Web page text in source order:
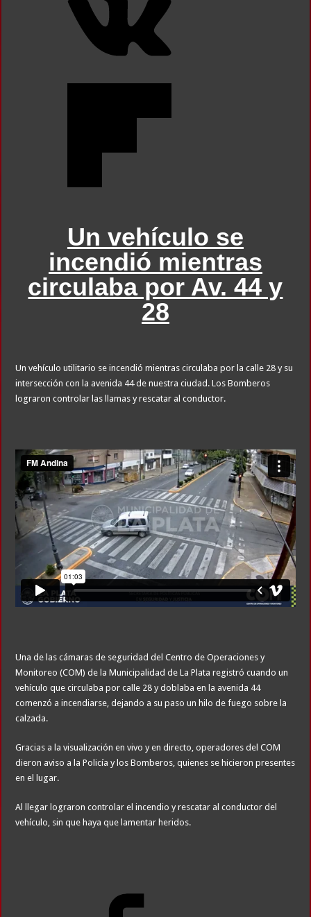
Un vehículo se
incendió mientras
circulaba por Av. 44 y
28
Un vehículo utilitario se incendió mientras circulaba por la calle 28 y su
intersección con la avenida 44 de nuestra ciudad. Los Bomberos
lograron controlar las llamas y rescatar al conductor.
Una de las cámaras de seguridad del Centro de Operaciones y
Monitoreo (COM) de la Municipalidad de La Plata registró cuando un
vehículo que circulaba por calle 28 y doblaba en la avenida 44
comenzó a incendiarse, dejando a su paso un hilo de fuego sobre la
calzada.
Gracias a la visualización en vivo y en directo, operadores del COM
dieron aviso a la Policía y los Bomberos, quienes se hicieron presentes
en el lugar.
Al llegar lograron controlar el incendio y rescatar al conductor del
vehículo, sin que haya que lamentar heridos.